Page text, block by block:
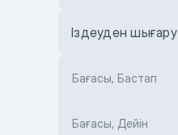
Іздеуден шығару
Бағасы, Бастап
Бағасы, Дейін